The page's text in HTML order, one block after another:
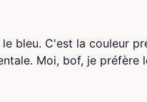
bleu. C'est la couleur
Moi, bof, je préfère